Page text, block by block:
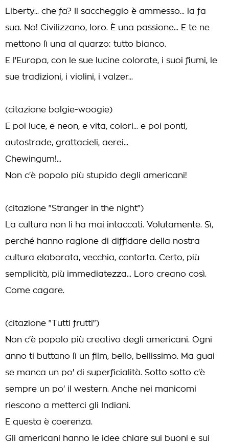
Liberty... che fa? Il saccheggio è ammesso... la fa
sua. No! Civilizzano, loro. È una passione... E te ne
mettono lì una al quarzo: tutto bianco.
E l'Europa, con le sue lucine colorate, i suoi fiumi, le
sue tradizioni, i violini, i valzer...
(citazione bolgie-woogie)
E poi luce, e neon, e vita, colori... e poi ponti,
autostrade, grattacieli, aerei...
Chewingum!...
Non c'è popolo più stupido degli americani!
(citazione "Stranger in the night")
La cultura non li ha mai intaccati. Volutamente. Sì,
perché hanno ragione di diffidare della nostra
cultura elaborata, vecchia, contorta. Certo, più
semplicità, più immediatezza... Loro creano così.
Come cagare.
(citazione "Tutti frutti")
Non c'è popolo più creativo degli americani. Ogni
anno ti buttano lì un film, bello, bellissimo. Ma guai
se manca un po' di superficialità. Sotto sotto c'è
sempre un po' il western. Anche nei manicomi
riescono a metterci gli Indiani.
E questa è coerenza.
Gli americani hanno le idee chiare sui buoni e sui